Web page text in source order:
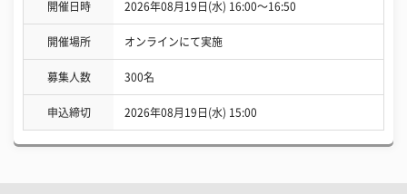
開催日時 2026年08月19日(水) 16:00〜16:50
開催場所 オンラインにて実施
募集人数 300名
申込締切 2026年08月19日(水) 15:00